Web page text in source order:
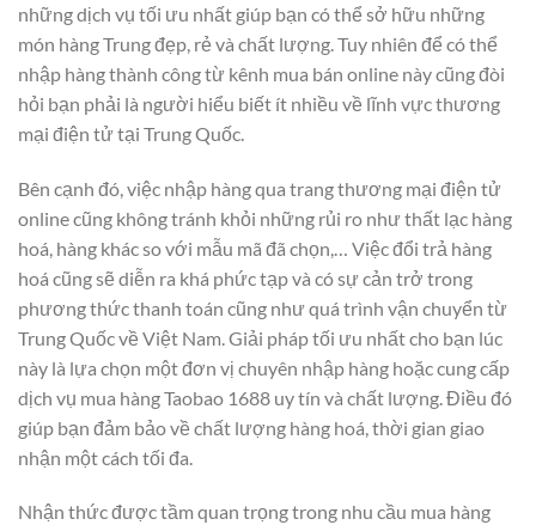
những dịch vụ tối ưu nhất giúp bạn có thể sở hữu những
món hàng Trung đẹp, rẻ và chất lượng. Tuy nhiên để có thể
nhập hàng thành công từ kênh mua bán online này cũng đòi
hỏi bạn phải là người hiểu biết ít nhiều về lĩnh vực thương
mại điện tử tại Trung Quốc.
Bên cạnh đó, việc nhập hàng qua trang thương mại điện tử
online cũng không tránh khỏi những rủi ro như thất lạc hàng
hoá, hàng khác so với mẫu mã đã chọn,… Việc đổi trả hàng
hoá cũng sẽ diễn ra khá phức tạp và có sự cản trở trong
phương thức thanh toán cũng như quá trình vận chuyển từ
Trung Quốc về Việt Nam. Giải pháp tối ưu nhất cho bạn lúc
này là lựa chọn một đơn vị chuyên nhập hàng hoặc cung cấp
dịch vụ mua hàng Taobao 1688 uy tín và chất lượng. Điều đó
giúp bạn đảm bảo về chất lượng hàng hoá, thời gian giao
nhận một cách tối đa.
Nhận thức được tầm quan trọng trong nhu cầu mua hàng